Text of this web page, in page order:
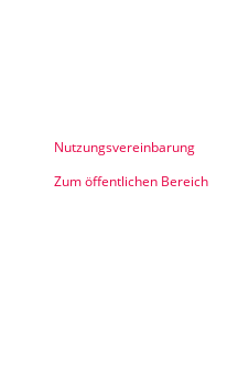
Nutzungsvereinbarung
Zum öffentlichen Bereich